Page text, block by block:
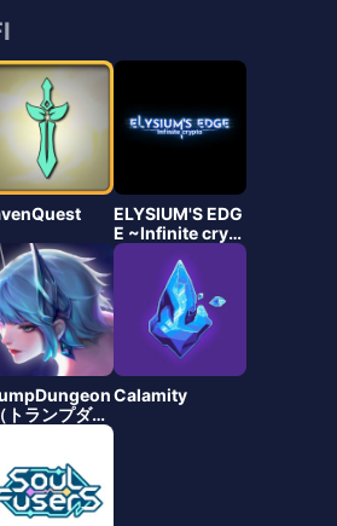
ELYSIUM'S EDG
E ~Infinite crypt
o~
トランプダン
ン）
Calamity